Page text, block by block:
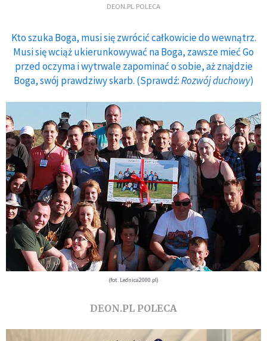
DEON.PL POLECA
Kto szuka Boga, musi się zwrócić całkowicie do wewnątrz.
Musi się wciąż ukierunkowywać na Boga, zawsze mieć Go
przed oczyma i wytrwale zapominać o sobie, aż znajdzie
Boga, swój prawdziwy skarb. (Sprawdź:Rozwój duchowy)
(fot. Lednica2000.pl)
DEON.PL POLECA